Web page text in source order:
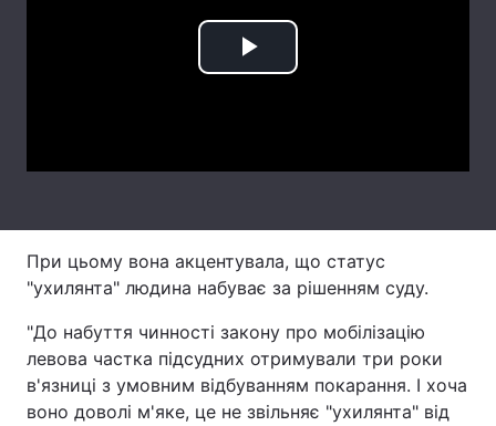
Play
При цьому вона акцентувала, що статус
"ухилянта" людина набуває за рішенням суду.
"До набуття чинності закону про мобілізацію
левова частка підсудних отримували три роки
в'язниці з умовним відбуванням покарання. І хоча
воно доволі м'яке, це не звільняє "ухилянта" від